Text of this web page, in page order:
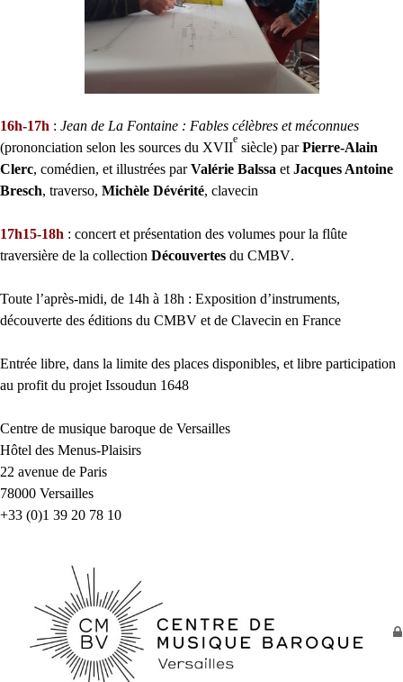
16h-17h : Jean de La Fontaine : Fables célèbres et méconnues
(prononciation selon les sources du XVII
e
siècle) parPierre-Alain
Clerc, comédien, et illustrées parValérie Balssa et Jacques Antoine
Bresch, traverso, Michèle Dévérité, clavecin
17h15-18h : concert et présentation des volumes pour la flûte
traversière de la collection Découvertes du CMBV.
Toute l’après-midi, de 14h à 18h : Exposition d’instruments,
découverte des éditions du CMBV et de Clavecin en France
Entrée libre, dans la limite des places disponibles, et libre participation
au profit du projet Issoudun 1648
Centre de musique baroque de Versailles
Hôtel des Menus-Plaisirs
22 avenue de Paris
78000 Versailles
+33 (0)1 39 20 78 10